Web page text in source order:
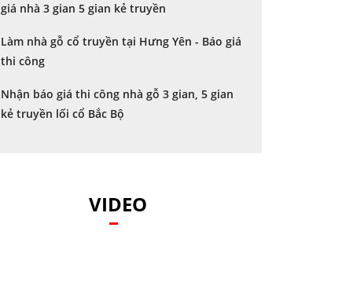
giá nhà 3 gian 5 gian kẻ truyền
Làm nhà gỗ cổ truyền tại Hưng Yên - Báo giá
thi công
Nhận báo giá thi công nhà gỗ 3 gian, 5 gian
kẻ truyền lối cổ Bắc Bộ
VIDEO